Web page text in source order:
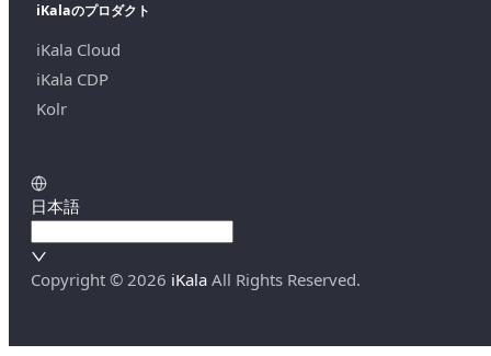
iKalaのプロダクト
iKala Cloud
iKala CDP
Kolr
日本語
Copyright © 2026 iKala All Rights Reserved.